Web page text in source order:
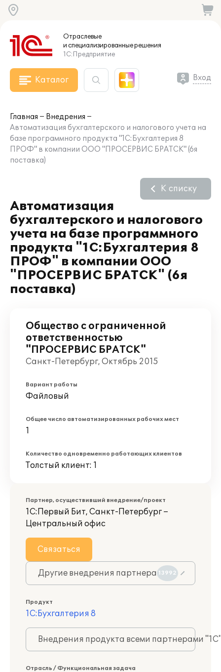
Отраслевые
и специализированныерешения
1С:Предприятие
Каталог Вход
Главная
Внедрения
Автоматизация бухгалтерского и налогового учета на
базе программного продукта "1С:Бухгалтерия 8
ПРОФ" в компании ООО "ПРОСЕРВИС БРАТСК" (6я
поставка)
Автоматизация
бухгалтерского и налогового
учета на базе программного
продукта "1С:Бухгалтерия 8
ПРОФ" в компании ООО
"ПРОСЕРВИС БРАТСК" (6я
поставка)
К списку
Общество с ограниченной
ответственностью
"ПРОСЕРВИС БРАТСК"
Санкт-Петербург, Октябрь 2015
Вариант работы
Файловый
Общее число автоматизированных рабочих мест
1
Количество одновременно работающих клиентов
Толстый клиент: 1
Партнер, осуществивший внедрение/проект
1С:Первый Бит, Санкт-Петербург –
Центральный офис
Связаться
Другие внедрения партнера 13992
Продукт
1С:Бухгалтерия 8
Внедрения продукта всеми партнерами
Отрасль / Функциональная задача